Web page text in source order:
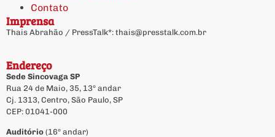
Contato
Imprensa
Thais Abrahão / PressTalk*: thais@presstalk.com.br
Endereço
Sede Sincovaga SP
Rua 24 de Maio, 35, 13º andar
Cj. 1313, Centro, São Paulo, SP
CEP: 01041-000
Auditório (16º andar)